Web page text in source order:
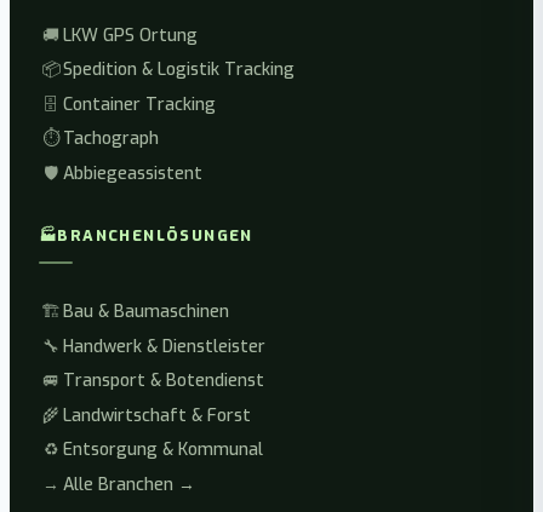
🚚 LKW GPS Ortung
📦Spedition & Logistik Tracking
🗄️ Container Tracking
⏱️ Tachograph
🛡️ Abbiegeassistent
🏭BRANCHENLÖSUNGEN
🏗️Bau & Baumaschinen
🔧 Handwerk & Dienstleister
🚐 Transport & Botendienst
🌾 Landwirtschaft & Forst
♻️ Entsorgung & Kommunal
→ Alle Branchen →